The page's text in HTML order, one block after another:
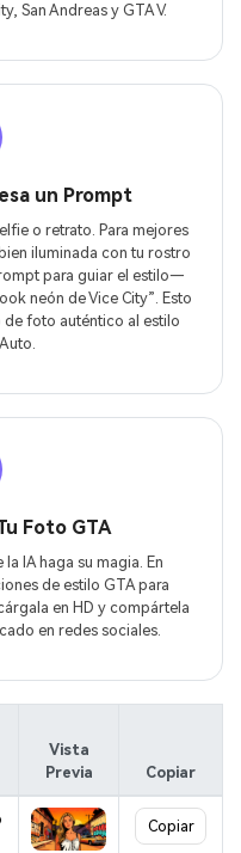
San Andreas y GTA V.
un Prompt
o retrato. Para mejores
iluminada con tu rostro
para guiar el estilo—
neón de Vice City”. Esto
foto auténtico al estilo
Foto GTA
la IA haga su magia. En
de estilo GTA para
en HD y compártela
en redes sociales.
Vista
Previa
Copiar
Copiar